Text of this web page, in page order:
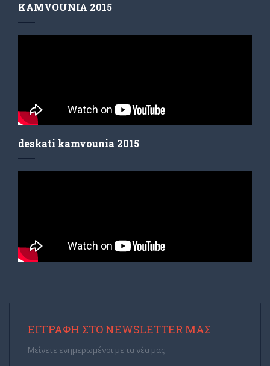
KAMVOUNIA 2015
deskati kamvounia 2015
ΕΓΓΡΑΦΉ ΣΤΟ NEWSLETTER ΜΑΣ
Μείνετε ενημερωμένοι με τα νέα μας